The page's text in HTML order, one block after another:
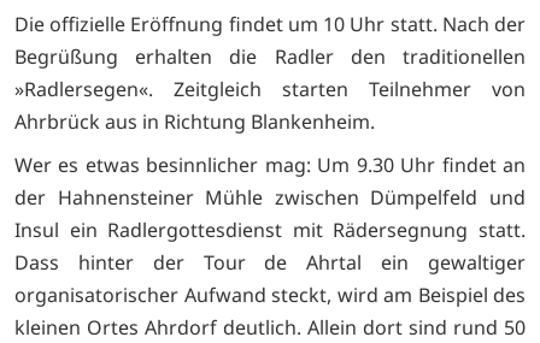
Die offizielle Eröffnung findet um 10 Uhr statt. Nach der
Begrüßung erhalten die Radler den traditionellen
»Radlersegen«. Zeitgleich starten Teilnehmer von
Ahrbrück aus in Richtung Blankenheim.
Wer es etwas besinnlicher mag: Um 9.30 Uhr findet an
der Hahnensteiner Mühle zwischen Dümpelfeld und
Insul ein Radlergottesdienst mit Rädersegnung statt.
Dass hinter der Tour de Ahrtal ein gewaltiger
organisatorischer Aufwand steckt, wird am Beispiel des
kleinen Ortes Ahrdorf deutlich. Allein dort sind rund 50